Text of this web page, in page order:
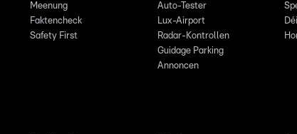
Meenung
Faktencheck
Safety First
Auto-Tester
Lux-Airport
Radar-Kontrollen
Guidage Parking
Annoncen